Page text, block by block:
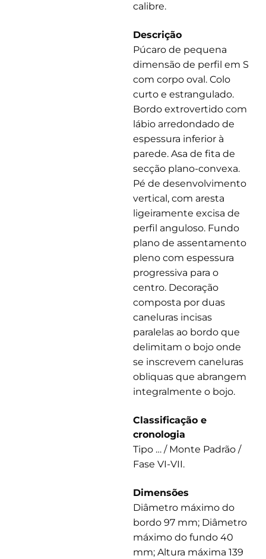
calibre.
Descrição
Púcaro de pequena
dimensão de perfil em S
com corpo oval. Colo
curto e estrangulado.
Bordo extrovertido com
lábio arredondado de
espessura inferior à
parede. Asa de fita de
secção plano-convexa.
Pé de desenvolvimento
vertical, com aresta
ligeiramente excisa de
perfil anguloso. Fundo
plano de assentamento
pleno com espessura
progressiva para o
centro. Decoração
composta por duas
caneluras incisas
paralelas ao bordo que
delimitam o bojo onde
se inscrevem caneluras
obliquas que abrangem
integralmente o bojo.
Classificação e
cronologia
Tipo … / Monte Padrão /
Fase VI-VII.
Dimensões
Diâmetro máximo do
bordo 97 mm; Diâmetro
máximo do fundo 40
mm; Altura máxima 139